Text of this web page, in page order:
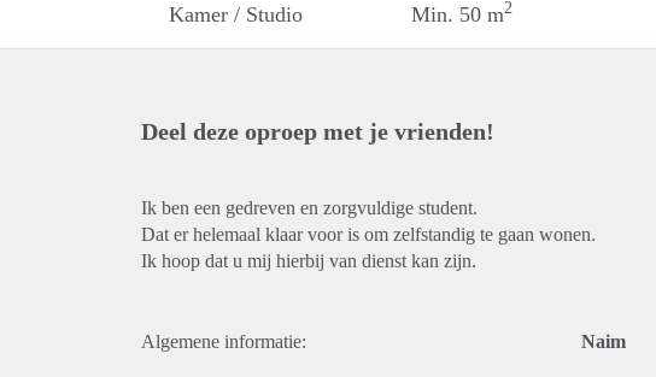
Kamer / Studio Min. 50 m2
Deel deze oproep met je vrienden!
Ik ben een gedreven en zorgvuldige student.
Dat er helemaal klaar voor is om zelfstandig te gaan wonen.
Ik hoop dat u mij hierbij van dienst kan zijn.
Algemene informatie: Naim